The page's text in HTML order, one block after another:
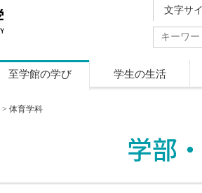
文字サ
至学館の学び 学生の生活
> 体育学科
学部